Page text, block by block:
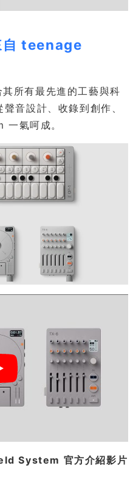
teenage
所有最先進的工藝與科
音設計、收錄到創作、
氣呵成。
System 官方介紹影片